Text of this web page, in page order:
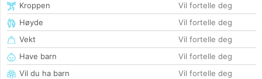
Kroppen
Vil fortelle deg
Høyde
Vil fortelle deg
Vekt
Vil fortelle deg
Have barn
Vil fortelle deg
Vil du ha barn
Vil fortelle deg